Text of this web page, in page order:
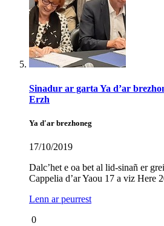
Sinadur ar garta Ya d’ar
Erzh
Ya d'ar brezhoneg
17/10/2019
Dalc’het e oa bet al lid-sinañ er
Cappelia d’ar Yaou 17 a viz Here
Lenn ar peurrest
0